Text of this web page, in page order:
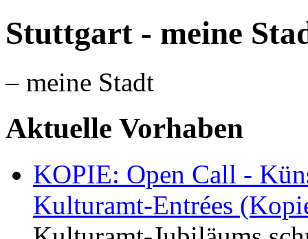
Stuttgart - meine
– meine Stadt
Aktuelle Vorhaben
KOPIE: Open Call -
Kulturamt-Entrées